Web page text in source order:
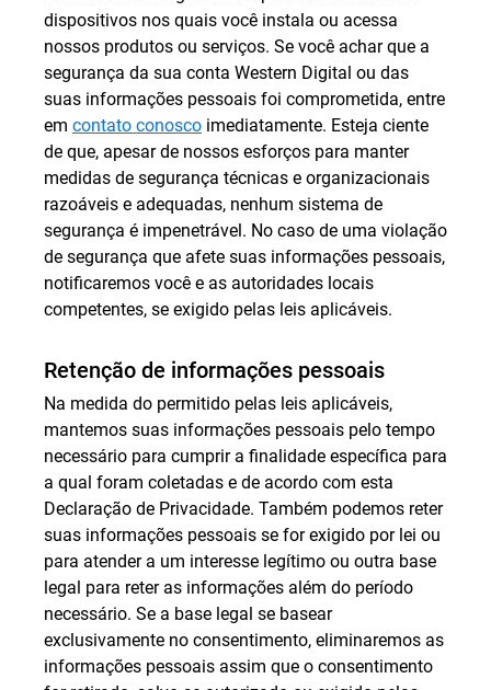
dispositivos nos quais você instala ou acessa
nossos produtos ou serviços. Se você achar que a
segurança da sua conta Western Digital ou das
suas informações pessoais foi comprometida, entre
em contato conosco imediatamente. Esteja ciente
de que, apesar de nossos esforços para manter
medidas de segurança técnicas e organizacionais
razoáveis e adequadas, nenhum sistema de
segurança é impenetrável. No caso de uma violação
de segurança que afete suas informações pessoais,
notificaremos você e as autoridades locais
competentes, se exigido pelas leis aplicáveis.
Retenção de informações pessoais
Na medida do permitido pelas leis aplicáveis,
mantemos suas informações pessoais pelo tempo
necessário para cumprir a finalidade específica para
a qual foram coletadas e de acordo com esta
Declaração de Privacidade. Também podemos reter
suas informações pessoais se for exigido por lei ou
para atender a um interesse legítimo ou outra base
legal para reter as informações além do período
necessário. Se a base legal se basear
exclusivamente no consentimento, eliminaremos as
informações pessoais assim que o consentimento